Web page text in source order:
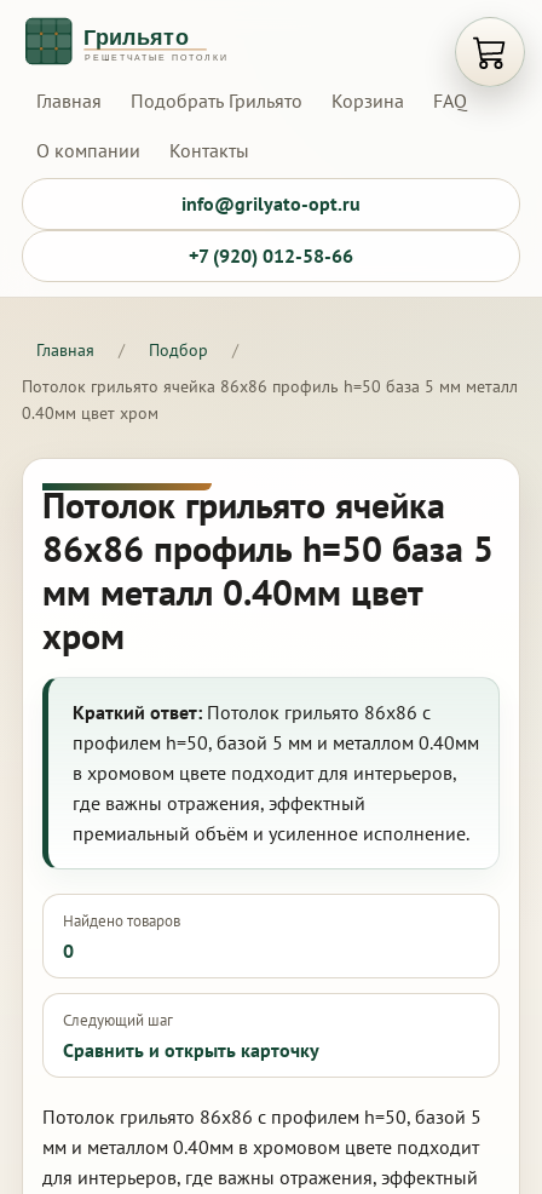
Главная Подобрать Грильято Корзина FAQ
О компании Контакты
info@grilyato-opt.ru
+7 (920) 012-58-66
Главная / Подбор
/
Потолок грильято ячейка 86х86 профиль h=50 база 5 мм металл
0.40мм цвет хром
Потолок грильято ячейка
86х86 профиль h=50 база 5
мм металл 0.40мм цвет
хром
Краткий ответ:Потолок грильято 86х86 с
профилем h=50, базой 5 мм и металлом 0.40мм
в хромовом цвете подходит для интерьеров,
где важны отражения, эффектный
премиальный объём и усиленное исполнение.
Найдено товаров
0
Следующий шаг
Сравнить и открыть карточку
Потолок грильято 86х86 с профилем h=50, базой 5
мм и металлом 0.40мм в хромовом цвете подходит
для интерьеров, где важны отражения, эффектный